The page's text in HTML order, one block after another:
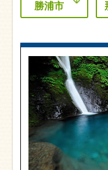
勝浦市